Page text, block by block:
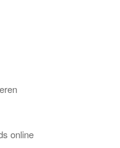
online